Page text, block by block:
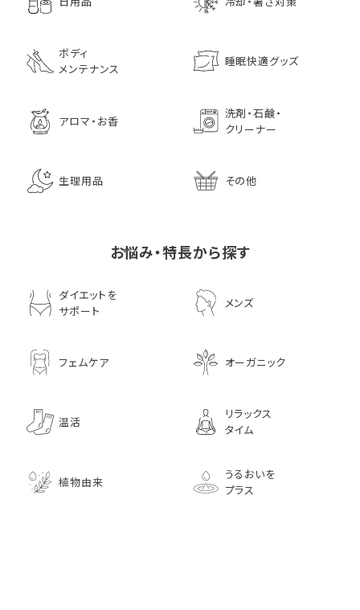
ボディ
メンテナンス
睡眠快適グッズ
アロマ・お香
洗剤・石鹸・
クリーナー
生理用品 その他
お悩み・特長から探す
ダイエットを
サポート
メンズ
フェムケア オーガニック
温活
リラックス
タイム
植物由来
うるおいを
プラス